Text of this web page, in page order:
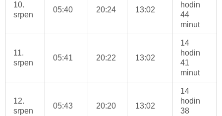
10.
srpen
05:40 20:24 13:02
hodin
44
minut
11.
srpen
05:41 20:22 13:02
14
hodin
41
minut
12.
srpen
05:43 20:20 13:02
14
hodin
38